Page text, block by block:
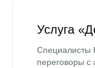
Услуга
Специалисты
переговоры